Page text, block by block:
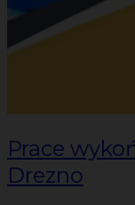
Prace
Drezno